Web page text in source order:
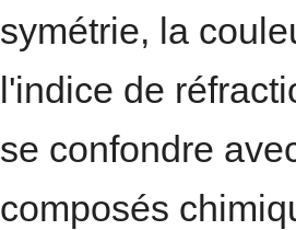
symétrie, la
l'indice de
se confondre
composés